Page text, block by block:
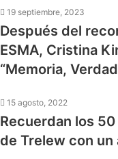
19 septiembre, 2023
Después del
ESMA, Cristina
“Memoria,
15 agosto, 2022
Recuerdan los
de Trelew con un